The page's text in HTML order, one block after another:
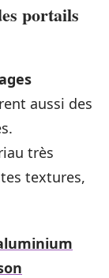
portails
aussi des
très
textures,